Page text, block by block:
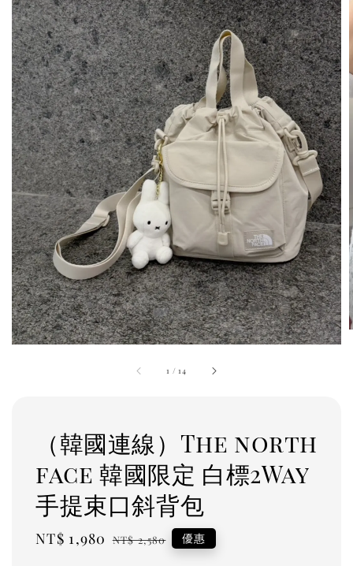
1 /14
（韓國連線）The north
face 韓國限定 白標2Way
手提束口斜背包
Sale
NT$ 1,980 Regular
NT$ 2,580 優惠